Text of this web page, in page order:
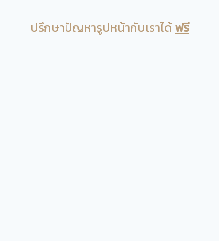
ปรึกษาปัญหารูปหน้ากับเราได้ ฟรี